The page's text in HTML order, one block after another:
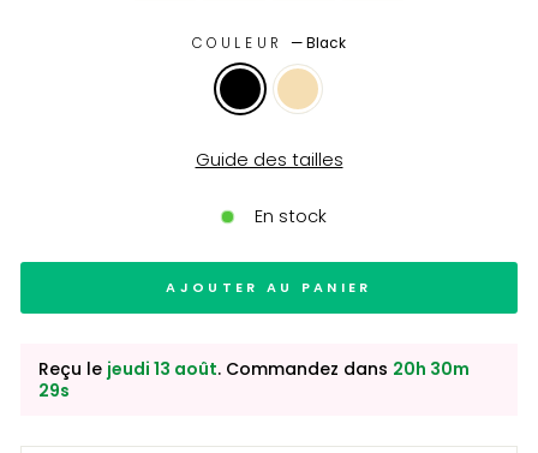
COULEUR—Black
Guide des tailles
En stock
AJOUTER AU PANIER
Reçu le jeudi 13 août. Commandez dans 20h 30m
28s